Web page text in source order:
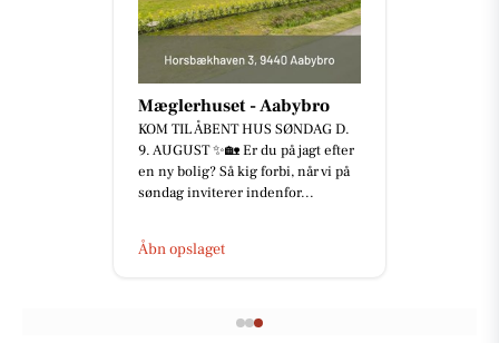
Mæglerhuset - Aabybro
KOM TIL ÅBENT HUS SØNDAG D.
9. AUGUST ✨🏡 Er du på jagt efter
en ny bolig? Så kig forbi, når vi på
søndag inviterer indenfor...
Åbn opslaget